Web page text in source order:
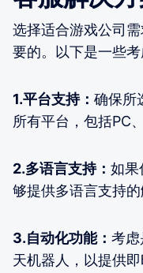
选择适合游戏公司
要的。以下是一些考
1.平台支持： 确保所
所有平台，包括PC
2.多语言支持： 如果
够提供多语言支持的
3.自动化功能： 考虑
天机器人，以提供